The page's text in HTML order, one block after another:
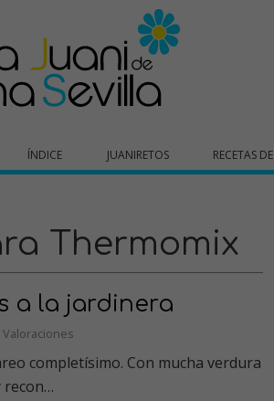
ÍNDICE JUANIRETOS RECETAS DE
Thermomix
a la jardinera
Valoraciones
completísimo. Con mucha verdura
recon…